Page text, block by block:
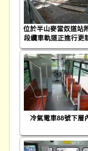
位於半山麥當奴道站
段纜車軌道正進行更
冷氣電車88號下層